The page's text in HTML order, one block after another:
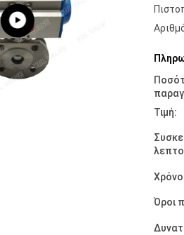
Τιμή:
Όροι